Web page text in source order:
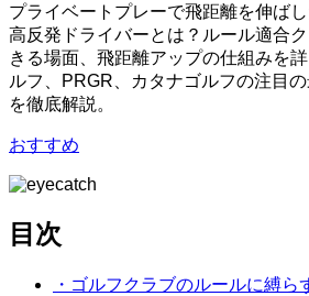
プライベートプレーで飛距離を伸ば
高反発ドライバーとは？ルール適合
きる場面、飛距離アップの仕組みを
ルフ、PRGR、カタナゴルフの注目
を徹底解説。
おすすめ
目次
・ゴルフクラブのルールに縛ら